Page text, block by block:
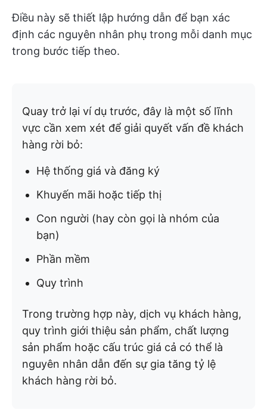
Điều này sẽ thiết lập hướng dẫn để bạn xác
định các nguyên nhân phụ trong mỗi danh mục
trong bước tiếp theo.
Quay trở lại ví dụ trước, đây là một số lĩnh
vực cần xem xét để giải quyết vấn đề khách
hàng rời bỏ:
Hệ thống giá và đăng ký
Khuyến mãi hoặc tiếp thị
Con người (hay còn gọi là nhóm của
bạn)
Phần mềm
Quy trình
Trong trường hợp này, dịch vụ khách hàng,
quy trình giới thiệu sản phẩm, chất lượng
sản phẩm hoặc cấu trúc giá cả có thể là
nguyên nhân dẫn đến sự gia tăng tỷ lệ
khách hàng rời bỏ.